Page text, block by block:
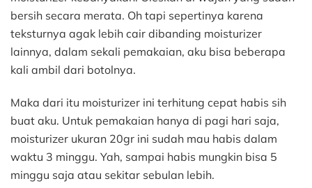
bersih secara merata. Oh tapi sepertinya karena
teksturnya agak lebih cair dibanding moisturizer
lainnya, dalam sekali pemakaian, aku bisa beberapa
kali ambil dari botolnya.
Maka dari itu moisturizer ini terhitung cepat habis sih
buat aku. Untuk pemakaian hanya di pagi hari saja,
moisturizer ukuran 20gr ini sudah mau habis dalam
waktu 3 minggu. Yah, sampai habis mungkin bisa 5
minggu saja atau sekitar sebulan lebih.